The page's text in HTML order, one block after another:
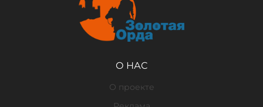
О НАС
О проекте